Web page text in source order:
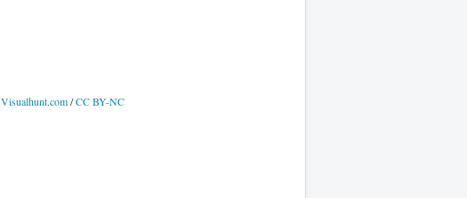
Visualhunt.com/CC BY-NC